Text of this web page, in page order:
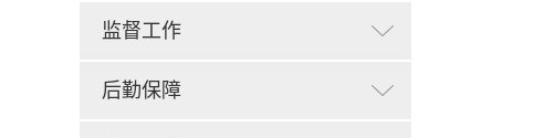
监督工作
后勤保障